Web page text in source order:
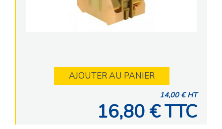
AJOUTER AU PANIER
14,00 € HT
16,80 € TTC